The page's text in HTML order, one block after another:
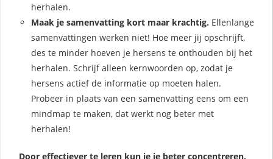
herhalen.
Maak je samenvatting kort maar krachtig. Ellenlange
samenvattingen werken niet! Hoe meer jij opschrijft,
des te minder hoeven je hersens te onthouden bij het
herhalen. Schrijf alleen kernwoorden op, zodat je
hersens actief de informatie op moeten halen.
Probeer in plaats van een samenvatting eens om een
mindmap te maken, dat werkt nog beter met
herhalen!
Door effectiever te leren kun je je beter concentreren.